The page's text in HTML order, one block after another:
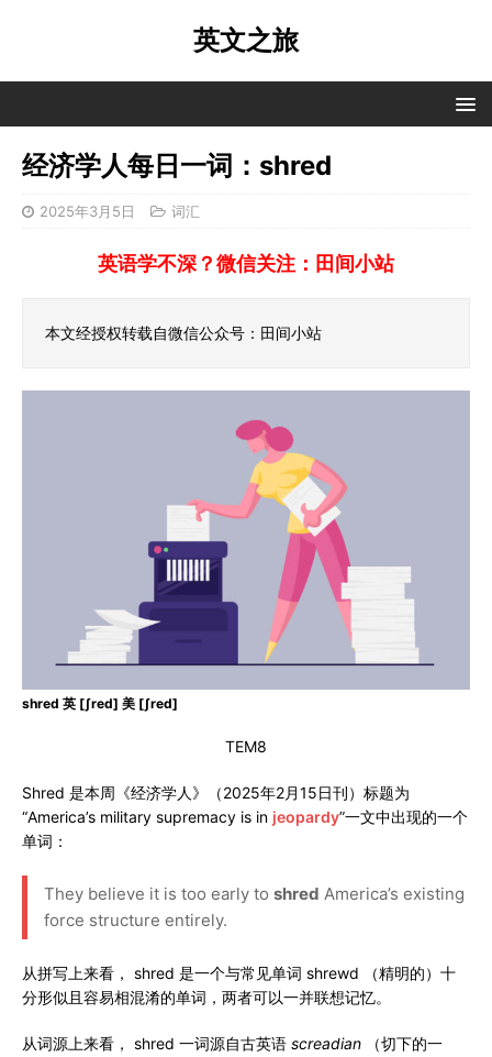
英文之旅
经济学人每日一词：shred
2025年3月5日 词汇
英语学不深？微信关注：田间小站
本文经授权转载自微信公众号：田间小站
shred 英 [ʃred] 美 [ʃred]
TEM8
Shred 是本周《经济学人》（2025年2月15日刊）标题为
“America’s military supremacy is in jeopardy”一文中出现的一个
单词：
They believe it is too early to shred America’s existing
force structure entirely.
从拼写上来看， shred 是一个与常见单词 shrewd （精明的）十
分形似且容易相混淆的单词，两者可以一并联想记忆。
从词源上来看， shred 一词源自古英语 screadian （切下的一